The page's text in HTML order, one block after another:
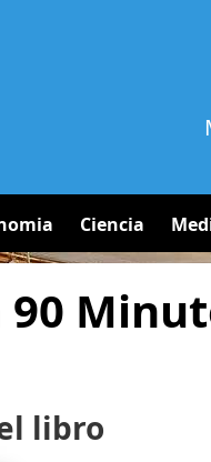
Ciencia
90
libro